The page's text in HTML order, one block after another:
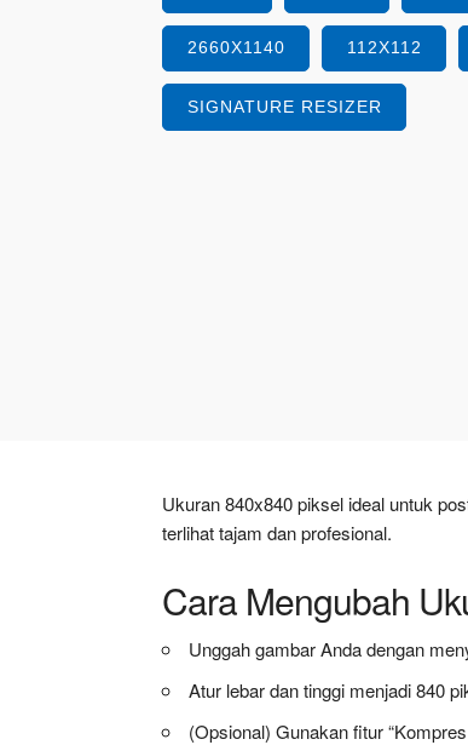
2660X1140 112X112
SIGNATURE RESIZER
Ukuran 840x840 piksel ideal untuk
terlihat tajam dan profesional.
Cara Mengubah
Unggah gambar Anda dengan
Atur lebar dan tinggi menjadi 840
(Opsional) Gunakan fitur